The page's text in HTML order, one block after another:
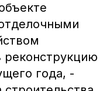
года, -